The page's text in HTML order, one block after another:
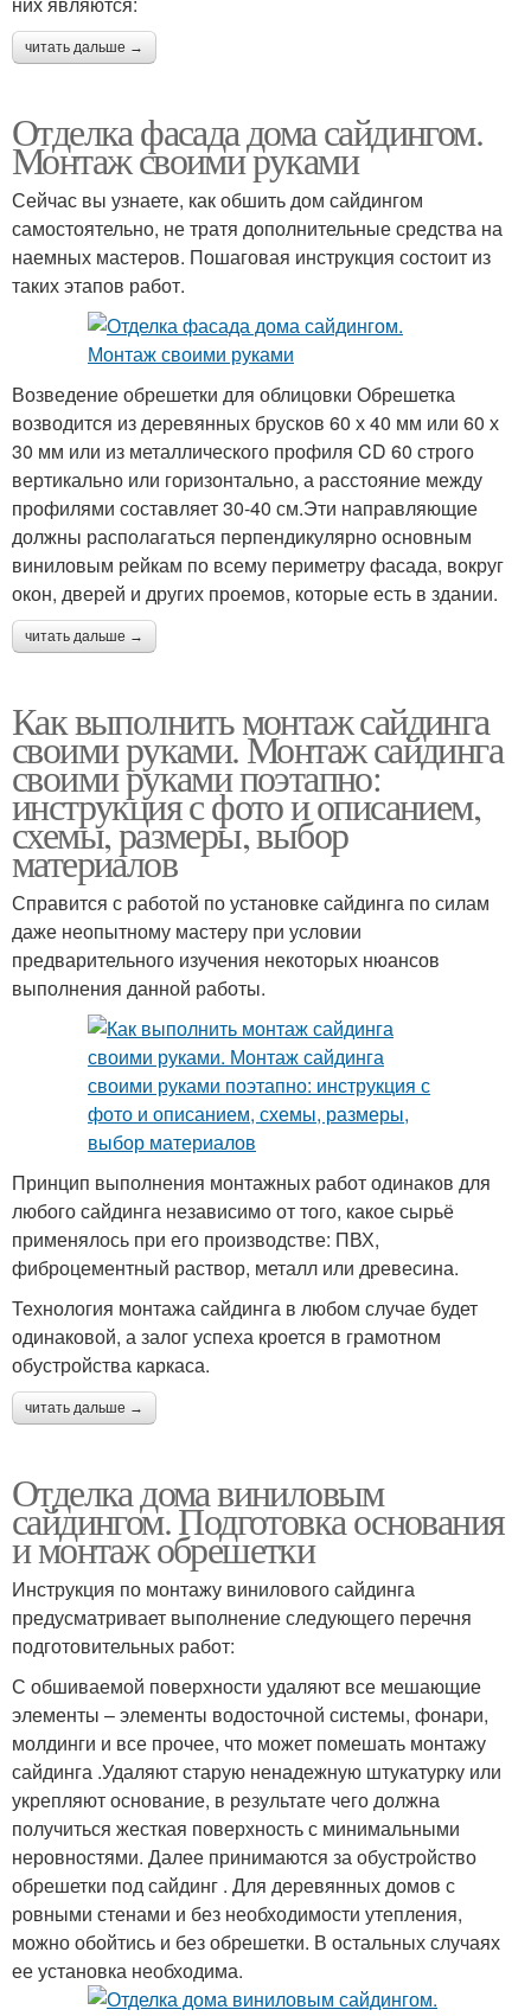
читать дальше →
Отделка фасада дома сайдингом.
Монтаж своими руками
Сейчас вы узнаете, как обшить дом сайдингом
самостоятельно, не тратя дополнительные средства на
наемных мастеров. Пошаговая инструкция состоит из
таких этапов работ.
Возведение обрешетки для облицовки Обрешетка
возводится из деревянных брусков 60 х 40 мм или 60 х
30 мм или из металлического профиля CD 60 строго
вертикально или горизонтально, а расстояние между
профилями составляет 30-40 см.Эти направляющие
должны располагаться перпендикулярно основным
виниловым рейкам по всему периметру фасада, вокруг
окон, дверей и других проемов, которые есть в здании.
читать дальше →
Как выполнить монтаж сайдинга
своими руками. Монтаж сайдинга
своими руками поэтапно:
инструкция с фото и описанием,
схемы, размеры, выбор
материалов
Справится с работой по установке сайдинга по силам
даже неопытному мастеру при условии
предварительного изучения некоторых нюансов
выполнения данной работы.
Принцип выполнения монтажных работ одинаков для
любого сайдинга независимо от того, какое сырьё
применялось при его производстве: ПВХ,
фиброцементный раствор, металл или древесина.
Технология монтажа сайдинга в любом случае будет
одинаковой, а залог успеха кроется в грамотном
обустройства каркаса.
читать дальше →
Отделка дома виниловым
сайдингом. Подготовка основания
и монтаж обрешетки
Инструкция по монтажу винилового сайдинга
предусматривает выполнение следующего перечня
подготовительных работ:
С обшиваемой поверхности удаляют все мешающие
элементы – элементы водосточной системы, фонари,
молдинги и все прочее, что может помешать монтажу
сайдинга .Удаляют старую ненадежную штукатурку или
укрепляют основание, в результате чего должна
получиться жесткая поверхность с минимальными
неровностями. Далее принимаются за обустройство
обрешетки под сайдинг . Для деревянных домов с
ровными стенами и без необходимости утепления,
можно обойтись и без обрешетки. В остальных случаях
ее установка необходима.